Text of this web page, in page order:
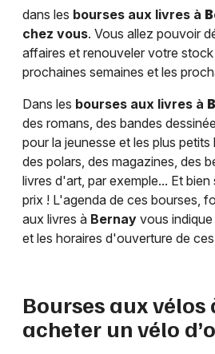
dans les bourses aux livres à
chez vous. Vous allez pouvoir
affaires et renouveler votre
prochaines semaines et les
Dans les bourses aux livres à
des romans, des bandes
pour la jeunesse et les plus
des polars, des magazines, des
livres d'art, par exemple... Et bien
prix ! L'agenda de ces bourses,
aux livres à Bernay vous
et les horaires d'ouverture de
Bourses aux vélos
acheter un vélo